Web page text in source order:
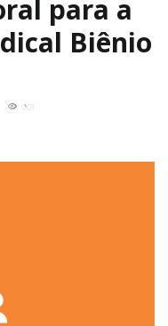
para a
Biênio
901